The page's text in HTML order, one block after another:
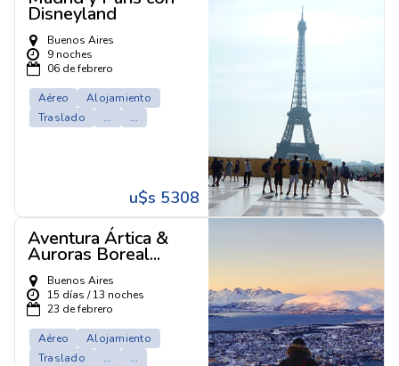
Disneyland
Buenos Aires
9 noches
06 de febrero
Aéreo
Alojamiento
Traslado
... ...
u$s 5308
Aventura Ártica &
Auroras Boreal...
Buenos Aires
15 días / 13 noches
23 de febrero
Aéreo
Alojamiento
Traslado
... ...